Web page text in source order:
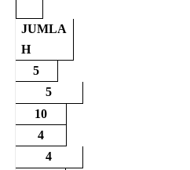
JUMLA
H
5
5
10
4
4